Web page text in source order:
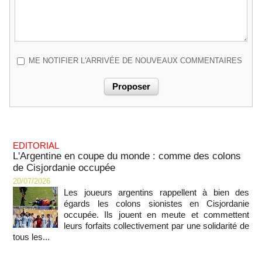
ME NOTIFIER L'ARRIVÉE DE NOUVEAUX COMMENTAIRES
EDITORIAL
L'Argentine en coupe du monde : comme des colons
de Cisjordanie occupée
20/07/2026
Les joueurs argentins rappellent à bien des
égards les colons sionistes en Cisjordanie
occupée. Ils jouent en meute et commettent
leurs forfaits collectivement par une solidarité de
tous les...